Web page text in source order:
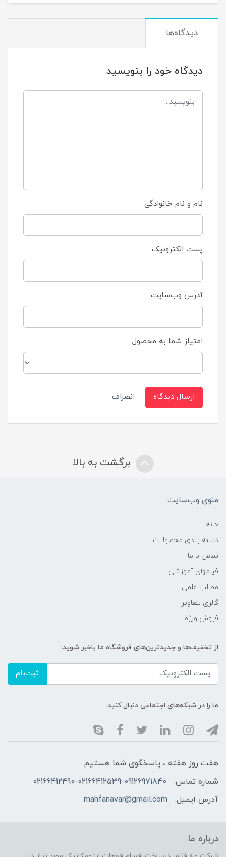
دیدگاه‌ها
دیدگاه خود را بنویسید
نام و نام خانوادگی
پست الکترونیک
آدرس وب‌سایت
امتیاز شما به محصول
ارسال دیدگاه انصراف
برگشت به بالا
منوی وب‌سایت
خانه
دسته بندی محصولات
تماس با ما
فیلمهای آموزشی
مطالب علمی
گالری تصاویر
فروش ویژه
از تخفیف‌ها و جدیدترین‌های فروشگاه ما باخبر شوید:
ثبت‌نام
ما را در شبکه‌های اجتماعی دنبال کنید:
هفت روز هفته ، پاسخگوی شما هستیم
شماره تماس:
02166412490-02166412539-09126971840
آدرس ایمیل:
mahfanavar@gmail.com
درباره ما